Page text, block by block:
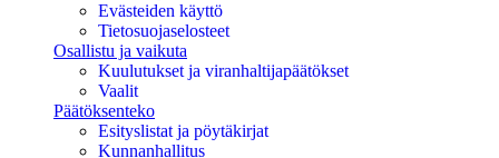
Evästeiden käyttö
Tietosuojaselosteet
Osallistu ja vaikuta
Kuulutukset ja viranhaltijapäätökset
Vaalit
Päätöksenteko
Esityslistat ja pöytäkirjat
Kunnanhallitus